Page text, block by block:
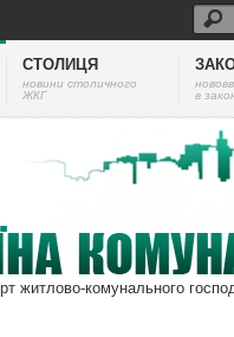
СТОЛИЦЯ
новини столичного
ЖКГ
в
житлово-комунального